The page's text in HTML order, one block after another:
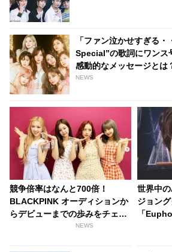
「ファン泣かせすぎる
Special”の歌詞にワンス
感動的なメッセージとは
NEWS
競争倍率はなんと700倍！
BLACKPINK オーディションか
らデビューまでの歩みをチェッ
NEWS
世界中
ジョン
「
演の米